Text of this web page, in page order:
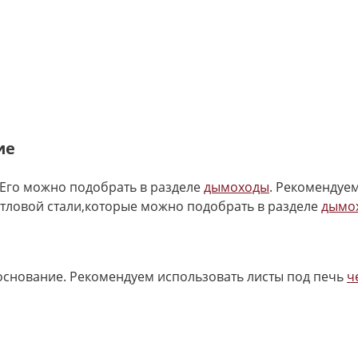
можно подобрать в разделедымоходы.
стали,которые можно подобрать в разделе
Рекомендуем использовать листы под печь